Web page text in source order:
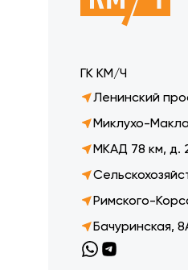
ГК КМ/Ч
Ленинский
Миклухо-
МКАД 78 км, д.
Римского-
Бачуринская,